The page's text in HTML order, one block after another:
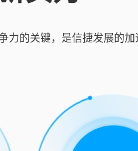
力的关键，是信捷发展的加